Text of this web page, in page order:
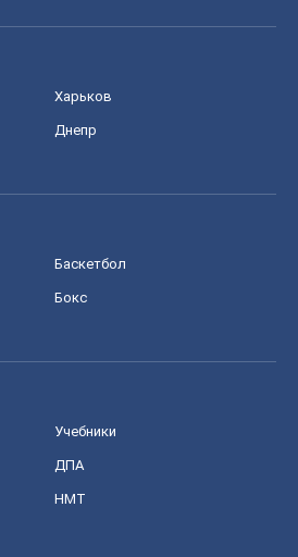
Харьков
Днепр
Баскетбол
Бокс
Учебники
ДПА
НМТ